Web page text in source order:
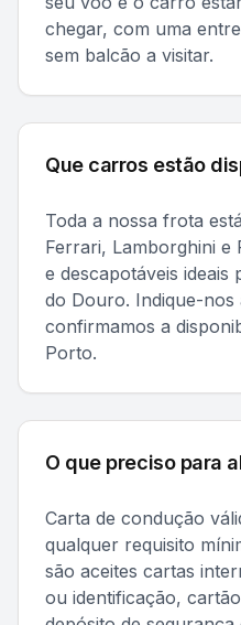
chegar, com uma
sem balcão a visitar.
Que carros estão
Toda a nossa frota
Ferrari, Lamborghini e
e descapotáveis
do Douro. Indique-nos
confirmamos a
Porto.
O que preciso para
Carta de condução
qualquer requisito
são aceites cartas
ou identificação,